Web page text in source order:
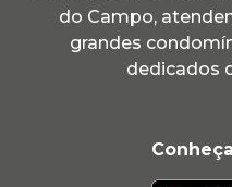
do Campo,
grandes
dedicados